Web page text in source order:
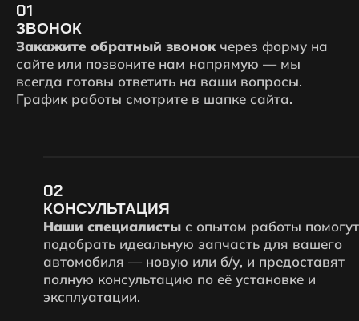
01
ЗВОНОК
Закажите обратный звонокчерез форму на
сайте или позвоните нам напрямую — мы
всегда готовы ответить на ваши вопросы.
График работы смотрите в шапке сайта.
КОНСУЛЬТАЦИЯ
Наши специалистыс опытом работы помогут
подобрать идеальную запчасть для вашего
автомобиля — новую или б/у, и предоставят
полную консультацию по её установке и
эксплуатации.